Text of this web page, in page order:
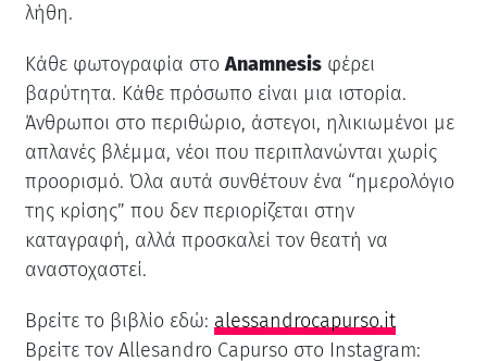
λήθη.
Κάθε φωτογραφία στοAnamnesisφέρει
βαρύτητα. Κάθε πρόσωπο είναι μια ιστορία.
Άνθρωποι στο περιθώριο, άστεγοι, ηλικιωμένοι με
απλανές βλέμμα, νέοι που περιπλανώνται χωρίς
προορισμό. Όλα αυτά συνθέτουν ένα “ημερολόγιο
της κρίσης” που δεν περιορίζεται στην
καταγραφή, αλλά προσκαλεί τον θεατή να
αναστοχαστεί.
Βρείτε το βιβλίο εδώ: alessandrocapurso.it
Βρείτε τον Allesandro Capurso στο Instagram: